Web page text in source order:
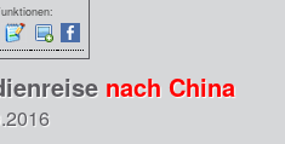
nach China